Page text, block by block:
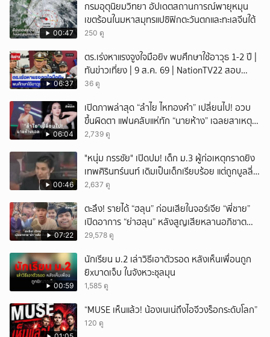
00:47
กรมอุตุนิยมวิทยา อัปเดตสถานการณ์พายุหมุน
เขตร้อนในมหาสมุทรแปซิฟิกตะวันตกและทะเลจีนใต้
250 ดู
06:37
ตร.เร่งหาแรงจูงใจมือยิv พบศึกษาใช้อาวุธ 1-2 ปี |
ทันข่าวเที่ยง | 9 ส.ค. 69 | NationTV22 สอบ
พยานแล้ว 17 ปาก เร่งตรวจมือถือและหลักฐานที่
เพื่อน และสื่อโซเ
36 ดู
06:04
เปิดภาพล่าสุด “ลำไย ไหทองคำ” เปลี่ยนไป! อวบ
ขึ้นผิดตา แฟนคลับแห่ทัก “นายห้าง” เฉลยสาเหตุ
ชัด!
2,739 ดู
00:46
"หนุ่ม กรรชัย" เปิดปม! เด็ก ม.3 ผู้ก่อเหตุกราดยิง
เทพศิรินทร์นนท์ เดิมเป็นเด็กเรียบร้อย แต่ถูกบูลลี่
หนัก คาดแรงกดดันสะสมกลายเป็นแรงแค้น จนก่อ
2,637 ดู
07:22
ตะลึง! รายได้ “ฮลุน” ก่อนเสียในจอร์เจีย “พี่ชาย”
เปิดอาการ “ย่าฮลุน” หลังสูญเสียหลานอภิชาต
บุตร!
29,578 ดู
00:59
นักเรียน ม.2 เล่าวิธีเอาตัวรอด หลังเห็นเพื่อนถูก
ยิxบาดเจ็บ ในจังหวะชุลมุน
1,585 ดู
“MUSE เห็นแล้ว! น้องเนเน่ถึงไอจีวงร็อกระดับโลก”
120 ดู